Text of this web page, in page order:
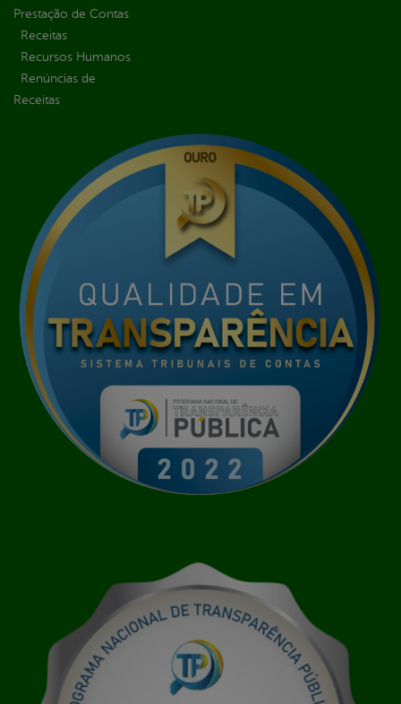
Prestação de Contas
Receitas
Recursos Humanos
Renúncias de
Receitas